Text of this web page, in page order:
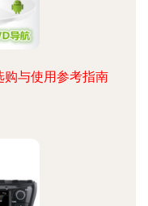
购与使用参考指南